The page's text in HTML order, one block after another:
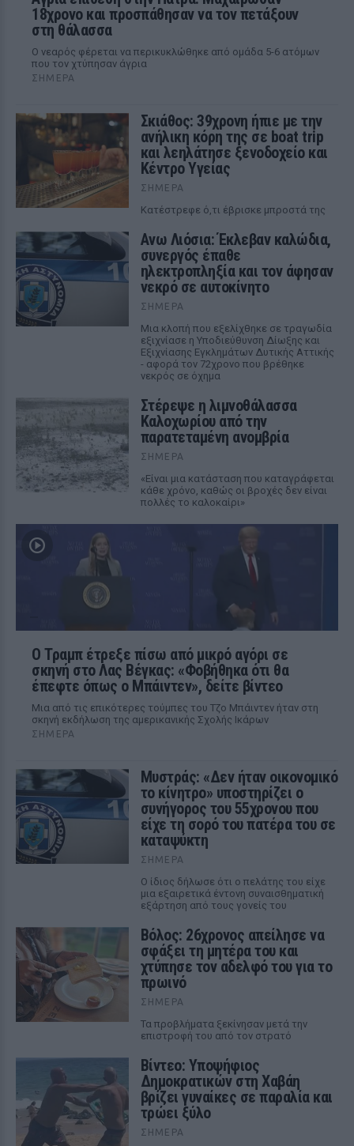
18χρονο και προσπάθησαν να τον πετάξουν
στη θάλασσα
Ο νεαρός φέρεται να περικυκλώθηκε από ομάδα 5-6 ατόμων
που τον χτύπησαν άγρια
ΣΉΜΕΡΑ
Σκιάθος: 39χρονη ήπιε με την
ανήλικη κόρη της σε boat trip
και λεηλάτησε ξενοδοχείο και
Κέντρο Υγείας
ΣΉΜΕΡΑ
Κατέστρεφε ό,τι έβρισκε μπροστά της
Ανω Λιόσια: Έκλεβαν καλώδια,
συνεργός έπαθε
ηλεκτροπληξία και τον άφησαν
νεκρό σε αυτοκίνητο
ΣΉΜΕΡΑ
Μια κλοπή που εξελίχθηκε σε τραγωδία
εξιχνίασε η Υποδιεύθυνση Δίωξης και
Εξιχνίασης Εγκλημάτων Δυτικής Αττικής
- αφορά τον 72χρονο που βρέθηκε
νεκρός σε όχημα
Στέρεψε η λιμνοθάλασσα
Καλοχωρίου από την
παρατεταμένη ανομβρία
ΣΉΜΕΡΑ
«Είναι μια κατάσταση που καταγράφεται
κάθε χρόνο, καθώς οι βροχές δεν είναι
πολλές το καλοκαίρι»
Ο Τραμπ έτρεξε πίσω από μικρό αγόρι σε
σκηνή στο Λας Βέγκας: «Φοβήθηκα ότι θα
έπεφτε όπως ο Μπάιντεν», δείτε βίντεο
Μια από τις επικότερες τούμπες του Τζο Μπάιντεν ήταν στη
σκηνή εκδήλωση της αμερικανικής Σχολής Ικάρων
ΣΉΜΕΡΑ
Μυστράς: «Δεν ήταν οικονομικό
το κίνητρο» υποστηρίζει ο
συνήγορος του 55χρονου που
είχε τη σορό του πατέρα του σε
καταψύκτη
ΣΉΜΕΡΑ
Ο ίδιος δήλωσε ότι ο πελάτης του είχε
μια εξαιρετικά έντονη συναισθηματική
εξάρτηση από τους γονείς του
Βόλος: 26χρονος απείλησε να
σφάξει τη μητέρα του και
χτύπησε τον αδελφό του για το
πρωινό
ΣΉΜΕΡΑ
Τα προβλήματα ξεκίνησαν μετά την
επιστροφή του από τον στρατό
Βίντεο: Υποψήφιος
Δημοκρατικών στη Χαβάη
βρίζει γυναίκες σε παραλία και
τρώει ξύλο
ΣΉΜΕΡΑ